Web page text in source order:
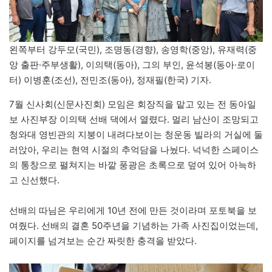
왼쪽부터 강두모(국민), 조명동(경향), 송영학(중앙), 유재력(중
앙 출판·주부생활), 이의택(동아), 그의 부인, 윤석봉(동아·로이
터) 이병훈(조선), 전민조(동아), 정재필(한국) 기자.
7월 신사회(신문사진회) 모임은 회장직을 맡고 있는 전 동아일
보 사진부장 이의택 선배 댁에서 열렸다. 멀리 남산이 조망되고
청와대 영빈관의 지붕이 내려다보이는 청운동 빌라의 거실에 둘
러앉아, 우리는 현역 시절의 추억담을 나눴다. 넉넉한 스페이스
의 통창으로 펼쳐지는 바깥 풍광은 초록으로 덮여 있어 아늑하
고 신선했다.
선배의 따님은 우리에게 10년 전에 만든 것이라며 포토북을 보
여줬다. 선배의 결혼 50주년을 기념하는 가족 사진집이었는데,
페이지를 넘겨보는 순간 짜릿한 충격을 받았다.